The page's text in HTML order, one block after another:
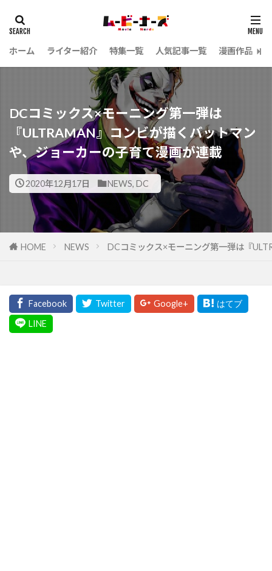
ホーム ライター紹介 特集一覧 人気記事一覧 漫画作品
DCコミックス×モーニング第一弾は
『ULTRAMAN』コンビが描くバットマン
や、ジョーカーの子育て漫画が連載
2020年12月17日 NEWS, DC
HOME NEWS DCコミックス×モーニング第一弾は『